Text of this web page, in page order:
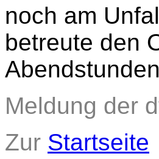
noch am
betreute den
Meldung der
Zur Startseite